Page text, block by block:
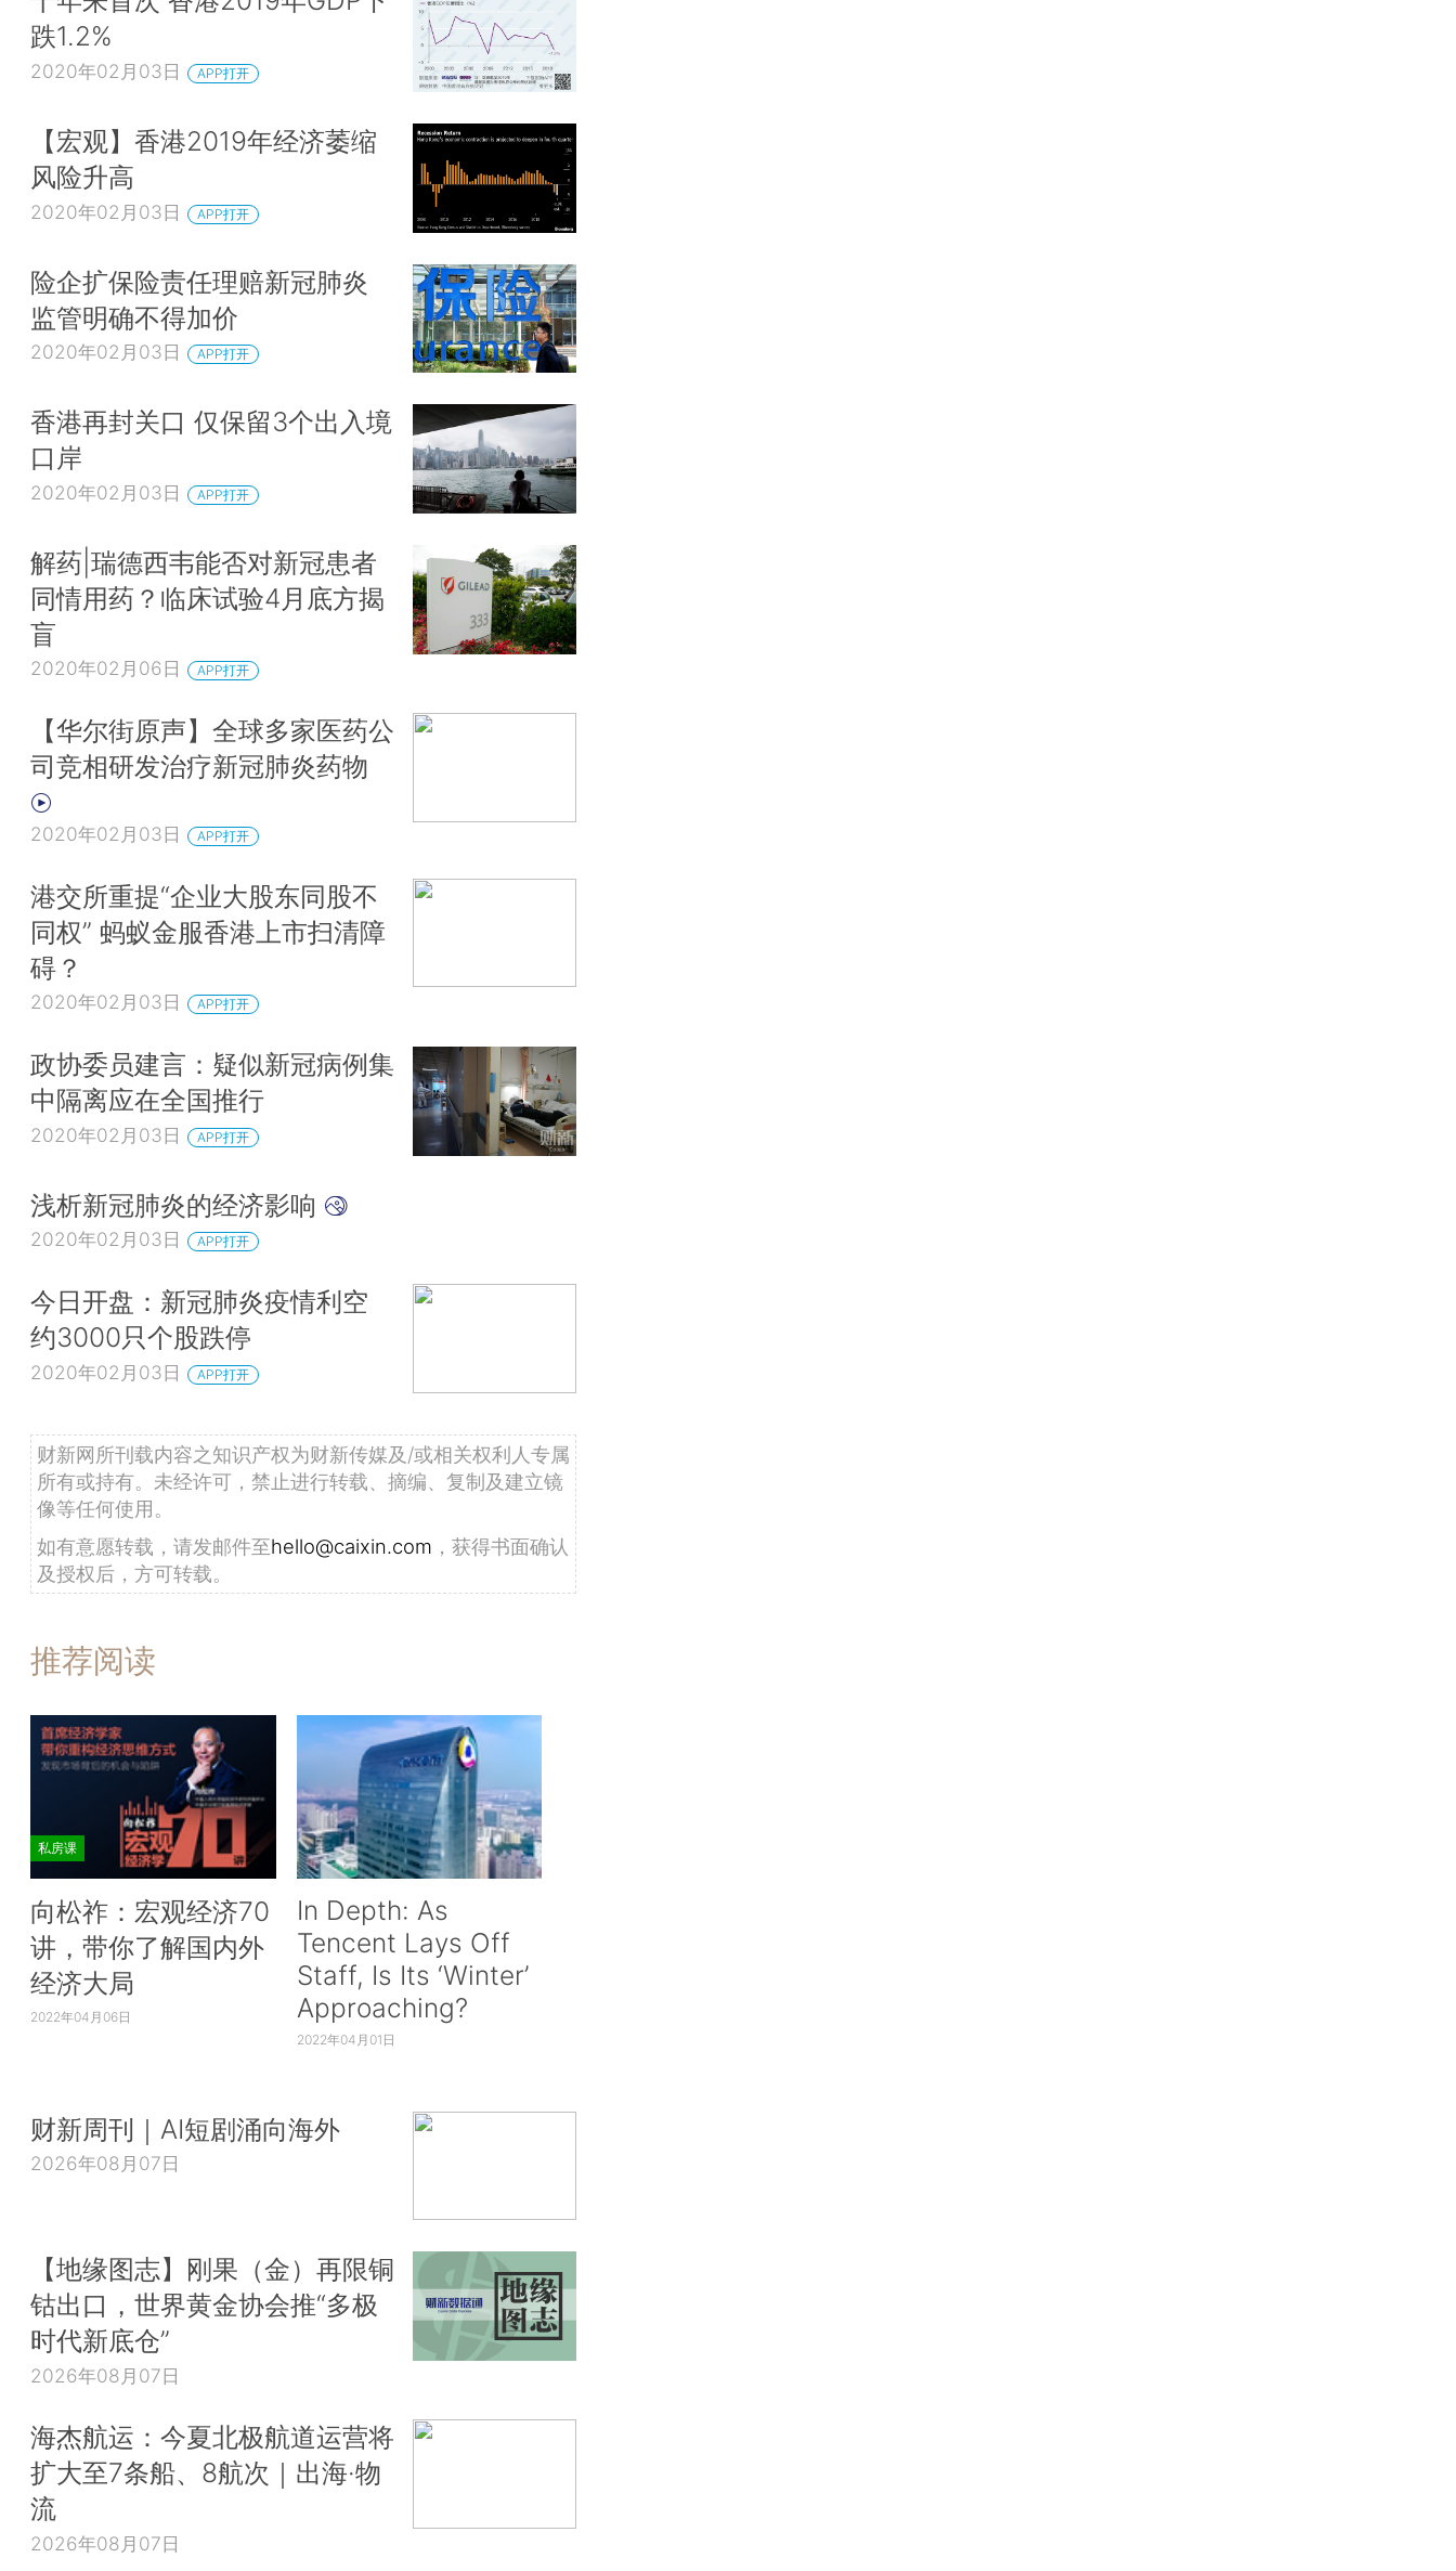
跌1.2%
2020年02月03日 APP打开
【宏观】香港2019年经济萎缩
风险升高
2020年02月03日 APP打开
险企扩保险责任理赔新冠肺炎
监管明确不得加价
2020年02月03日 APP打开
香港再封关口 仅保留3个出入境
口岸
2020年02月03日 APP打开
解药|瑞德西韦能否对新冠患者
同情用药？临床试验4月底方揭
盲
2020年02月06日 APP打开
【华尔街原声】全球多家医药公
司竞相研发治疗新冠肺炎药物
2020年02月03日 APP打开
港交所重提“企业大股东同股不
同权” 蚂蚁金服香港上市扫清障
碍？
2020年02月03日 APP打开
政协委员建言：疑似新冠病例集
中隔离应在全国推行
2020年02月03日 APP打开
浅析新冠肺炎的经济影响
2020年02月03日 APP打开
今日开盘：新冠肺炎疫情利空
约3000只个股跌停
2020年02月03日 APP打开
财新网所刊载内容之知识产权为财新传媒及/或相关权利人专属
所有或持有。未经许可，禁止进行转载、摘编、复制及建立镜
像等任何使用。
如有意愿转载，请发邮件至hello@caixin.com ，获得书面确认
及授权后，方可转载。
推荐阅读
私房课
向松祚：宏观经济70
讲，带你了解国内外
经济大局
2022年04月06日
In Depth: As
Tencent Lays Off
Staff, Is Its ‘Winter’
Approaching?
2022年04月01日
财新周刊｜AI短剧涌向海外
2026年08月07日
【地缘图志】刚果（金）再限铜
钴出口，世界黄金协会推“多极
时代新底仓”
2026年08月07日
海杰航运：今夏北极航道运营将
扩大至7条船、8航次｜出海·物
流
2026年08月07日